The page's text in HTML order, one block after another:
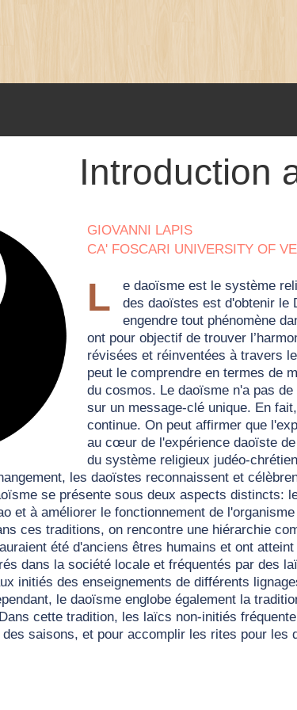
Introduction
GIOVANNI LAPIS
CA' FOSCARI UNIVERSITY OF
L
e daoïsme est le système
des daoïstes est d'obtenir le
engendre tout phénomène
ont pour objectif de trouver
révisées et réinventées à travers
peut le comprendre en termes de
du cosmos. Le daoïsme n'a pas
sur un message-clé unique. En
continue. On peut affirmer que
au cœur de l'expérience daoïste
du système religieux judéo-
les daoïstes reconnaissent et
se présente sous deux aspects distincts:
et à améliorer le fonctionnement de
ces traditions, on rencontre une hiérarchie
été d'anciens êtres humains et ont
dans la société locale et fréquentés par des
initiés des enseignements de différents
le daoïsme englobe également la
cette tradition, les laïcs non-initiés
saisons, et pour accomplir les rites pour les